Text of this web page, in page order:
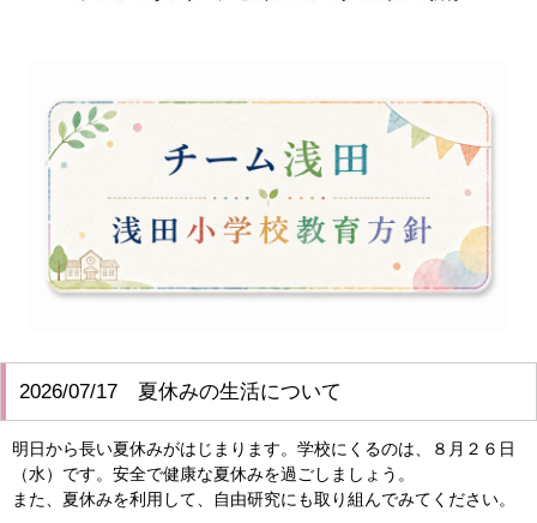
2026/07/17 夏休みの生活について
明日から長い夏休みがはじまります。学校にくるのは、８月２６日
（水）です。安全で健康な夏休みを過ごしましょう。
また、夏休みを利用して、自由研究にも取り組んでみてください。